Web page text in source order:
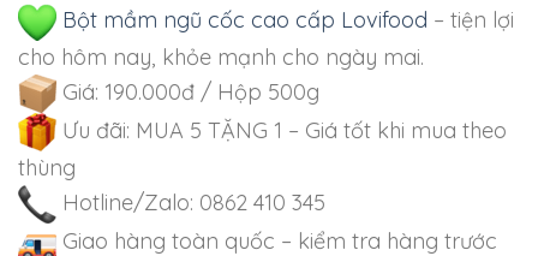
Bột mầm ngũ cốc cao cấp Lovifood – tiện lợi
cho hôm nay, khỏe mạnh cho ngày mai.
Giá: 190.000đ / Hộp 500g
Ưu đãi: MUA 5 TẶNG 1 – Giá tốt khi mua theo
thùng
Hotline/Zalo: 0862 410 345
Giao hàng toàn quốc – kiểm tra hàng trước